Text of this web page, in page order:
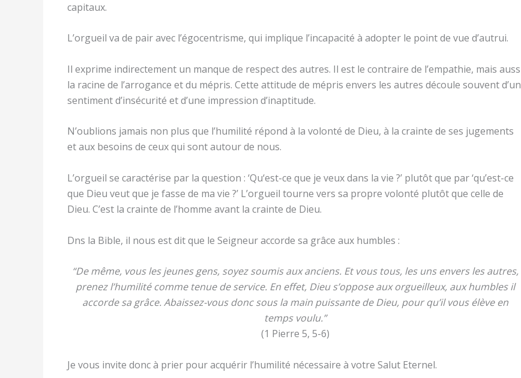
capitaux.
L’orgueil va de pair avec l’égocentrisme, qui implique l’incapacité à adopter le point de vue d’autrui.
Il exprime indirectement un manque de respect des autres. Il est le contraire de l’empathie, mais auss
la racine de l’arrogance et du mépris. Cette attitude de mépris envers les autres découle souvent d’un
sentiment d’insécurité et d’une impression d’inaptitude.
N’oublions jamais non plus que l’humilité répond à la volonté de Dieu, à la crainte de ses jugements
et aux besoins de ceux qui sont autour de nous.
L’orgueil se caractérise par la question : ‘Qu‘est-ce que je veux dans la vie ?’ plutôt que par ‘qu’est-ce
que Dieu veut que je fasse de ma vie ?’ L’orgueil tourne vers sa propre volonté plutôt que celle de
Dieu. C’est la crainte de l’homme avant la crainte de Dieu.
Dns la Bible, il nous est dit que le Seigneur accorde sa grâce aux humbles :
“De même, vous les jeunes gens, soyez soumis aux anciens. Et vous tous, les uns envers les autres,
prenez l’humilité comme tenue de service. En effet, Dieu s’oppose aux orgueilleux, aux humbles il
accorde sa grâce. Abaissez-vous donc sous la main puissante de Dieu, pour qu’il vous élève en
temps voulu.”
(1 Pierre 5, 5-6)
Je vous invite donc à prier pour acquérir l’humilité nécessaire à votre Salut Eternel.